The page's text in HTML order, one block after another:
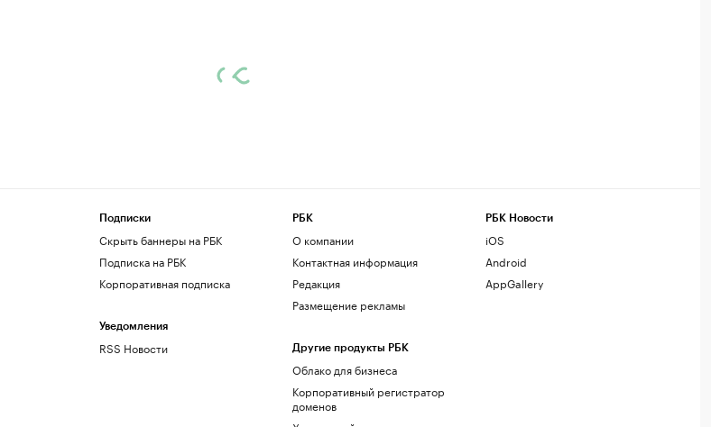
Подписки
Скрыть баннеры на РБК
Подписка на РБК
Корпоративная подписка
Уведомления
RSS Новости
РБК
О компании
Контактная информация
Редакция
Размещение рекламы
Другие продукты РБК
Облако для бизнеса
Корпоративный регистратор
доменов
РБК Новости
iOS
Android
AppGallery